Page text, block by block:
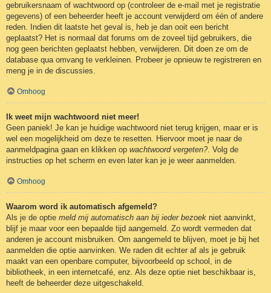
gebruikersnaam of wachtwoord op (controleer de e-mail met je registratie
gegevens) of een beheerder heeft je account verwijderd om één of andere
reden. Indien dit laatste het geval is, heb je dan ooit een bericht
geplaatst? Het is normaal dat forums om de zoveel tijd gebruikers, die
nog geen berichten geplaatst hebben, verwijderen. Dit doen ze om de
database qua omvang te verkleinen. Probeer je opnieuw te registreren en
meng je in de discussies.
Omhoog
Ik weet mijn wachtwoord niet meer!
Geen paniek! Je kan je huidige wachtwoord niet terug krijgen, maar er is
wel een mogelijkheid om deze te resetten. Hiervoor moet je naar de
aanmeldpagina gaan en klikken op wachtwoord vergeten?. Volg de
instructies op het scherm en even later kan je je weer aanmelden.
Omhoog
Waarom word ik automatisch afgemeld?
Als je de optie meld mij automatisch aan bij ieder bezoek niet aanvinkt,
blijf je maar voor een bepaalde tijd aangemeld. Zo wordt vermeden dat
anderen je account misbruiken. Om aangemeld te blijven, moet je bij het
aanmelden die optie aanvinken. We raden dit echter af als je gebruik
maakt van een openbare computer, bijvoorbeeld op school, in de
bibliotheek, in een internetcafé, enz. Als deze optie niet beschikbaar is,
heeft de beheerder deze uitgeschakeld.